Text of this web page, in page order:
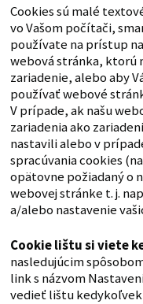
Cookies sú malé
vo Vašom počítači,
používate na prístup
webová stránka, ktorú
zariadenie, alebo aby
používať webové
V prípade, ak našu
zariadenia ako
nastavili alebo v
spracúvania cookies
opätovne požiadaný o
webovej stránke t. j.
a/alebo nastavenie
Cookie lištu si viete
nasledujúcim
link s názvom
vedieť lištu